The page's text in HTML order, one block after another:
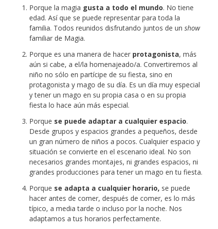
Porque la magia gusta a todo el mundo. No tiene
edad. Así que se puede representar para toda la
familia. Todos reunidos disfrutando juntos de un show
familiar de Magia.
Porque es una manera de hacer protagonista, más
aún si cabe, a el/la homenajeado/a. Convertiremos al
niño no sólo en partícipe de su fiesta, sino en
protagonista y mago de su día. Es un día muy especial
y tener un mago en su propia casa o en su propia
fiesta lo hace aún más especial.
Porque se puede adaptar a cualquier espacio.
Desde grupos y espacios grandes a pequeños, desde
un gran número de niños a pocos. Cualquier espacio y
situación se convierte en el escenario ideal. No son
necesarios grandes montajes, ni grandes espacios, ni
grandes producciones para tener un mago en tu fiesta.
Porque se adapta a cualquier horario, se puede
hacer antes de comer, después de comer, es lo más
típico, a media tarde o incluso por la noche. Nos
adaptamos a tus horarios perfectamente.